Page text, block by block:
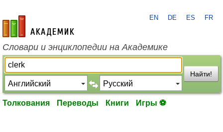
academic.ru
EN DE ES FR
Словари и энциклопедии на Академике
Найти!
Толкования Переводы Книги Игры ⚽